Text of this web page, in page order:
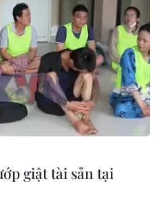
lớn
lợi
tốc tạo
giật tài sản tại